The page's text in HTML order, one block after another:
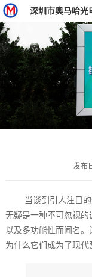
深圳市奥马哈光
发布
当谈到引人注目
无疑是一种不可忽视
以及多功能性而闻名
为什么它们成为了现代